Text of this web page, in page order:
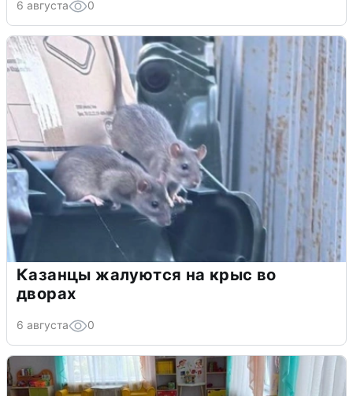
6 августа 0
Казанцы жалуются на крыс во
дворах
6 августа 0